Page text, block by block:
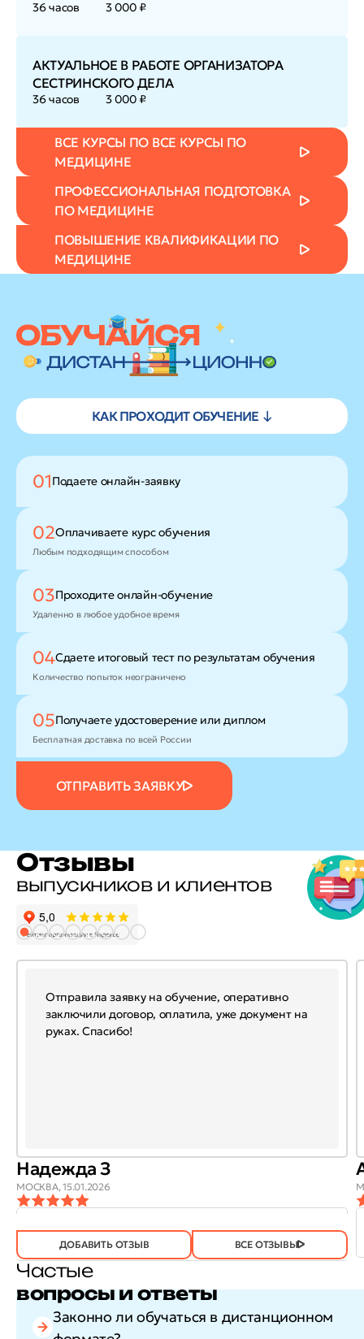
36 часов 3 000 ₽
АКТУАЛЬНОЕ В РАБОТЕ ОРГАНИЗАТОРА
СЕСТРИНСКОГО ДЕЛА
36 часов 3 000 ₽
ВСЕ КУРСЫ ПО ВСЕ КУРСЫ ПО
МЕДИЦИНЕ
ПРОФЕССИОНАЛЬНАЯ ПОДГОТОВКА
ПО МЕДИЦИНЕ
ПОВЫШЕНИЕ КВАЛИФИКАЦИИ ПО
МЕДИЦИНЕ
КАК ПРОХОДИТ ОБУЧЕНИЕ ↓
01Подаете онлайн-заявку
ОТПРАВИТЬ ЗАЯВКУ
02Оплачиваете курс обучения
Любым подходящим способом
03Проходитеонлайн-обучение
Удаленно в любое удобное время
04Сдаете итоговый тест по результатам обучения
Количество попыток неограничено
05Получаете удостоверение или диплом
Бесплатная доставка по всей России
Отзывы
выпускников и клиентов
Отправила заявку на обучение, оперативно
заключили договор, оплатила, уже документ на
руках. Спасибо!
Надежда З
МОСКВА,15.01.2026
ПОЛЕЗЕН?
ДА(746) НЕТ(21)
ДОБАВИТЬ ОТЗЫВ ВСЕ ОТЗЫВЫ
Частые
вопросы и ответы
Законно ли обучаться в дистанционном